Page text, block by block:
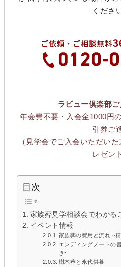
くださ
ラビュー倶楽部ご
年会費不要・入会金1000円
引券ご
（見学会でご入会いただい
レゼン
目次
家族葬見学相談会でわかる
イベント情報
家族葬の費用と流れ ~
エンディングノートの
き~
樹木葬と永代供養